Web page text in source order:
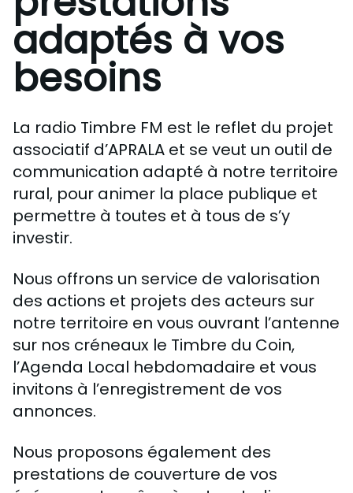
Nous Soutenir / Adhérer
J'adhère
Je fais un don
Nous Contacter
La newsletter
adaptés à vos
besoins
La radio Timbre FM est le reflet du projet
associatif d’APRALA et se veut un outil de
communication adapté à notre territoire
rural, pour animer la place publique et
permettre à toutes et à tous de s’y
investir.
Nous offrons un service de valorisation
des actions et projets des acteurs sur
notre territoire en vous ouvrant l’antenne
sur nos créneaux le Timbre du Coin,
l’Agenda Local hebdomadaire et vous
invitons à l’enregistrement de vos
annonces.
Nous proposons également des
prestations de couverture de vos